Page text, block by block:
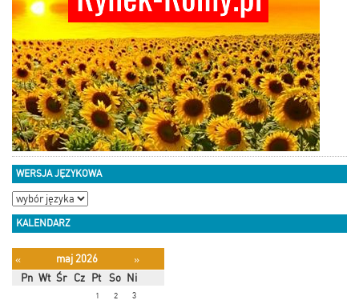
WERSJA JĘZYKOWA
KALENDARZ
« maj 2026
»
Pn Wt Śr Cz Pt So Ni
1 2 3